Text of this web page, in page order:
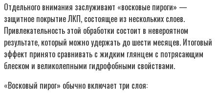
Отдельного внимания заслуживают «восковые пироги» —
защитное покрытие ЛКП, состоящее из нескольких слоев.
Привлекательность этой обработки состоит в невероятном
результате, который можно удержать до шести месяцев. Итоговый
эффект принято сравнивать с жидким глянцем с потрясающим
блеском и великолепными гидрофобными свойствами.
«Восковый пирог» обычно включает три слоя: